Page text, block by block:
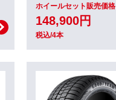
ホイールセット販売価格
148,900円
税込/4本